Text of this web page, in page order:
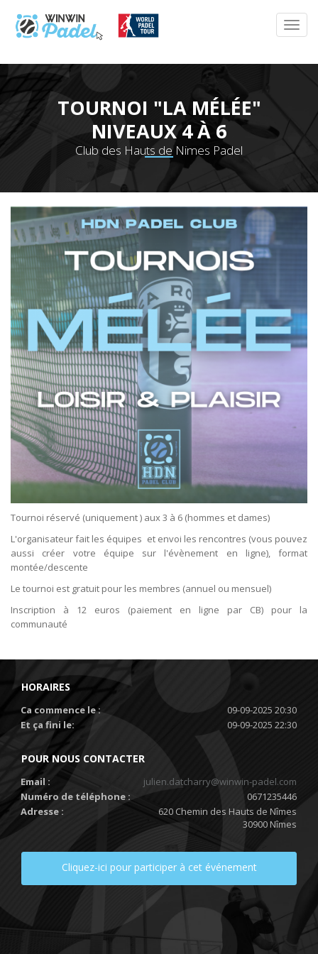
TOURNOI "LA MÉLÉE"
NIVEAUX 4 À 6
Club des Hauts de Nimes Padel
Tournoi réservé (uniquement ) aux 3 à 6 (hommes et dames)
L'organisateur fait les équipes et envoi les rencontres (vous pouvez
aussi créer votre équipe sur l'évènement en ligne), format
montée/descente
Le tournoi est gratuit pour les membres (annuel ou mensuel)
Inscription à 12 euros (paiement en ligne par CB) pour la
communauté
HORAIRES
Ca commence le :
09-09-2025 20:30
Et ça fini le:
09-09-2025 22:30
POUR NOUS CONTACTER
Email :
julien.datcharry@winwin-padel.com
Numéro de téléphone :
0671235446
Adresse :
620 Chemin des Hauts de Nîmes
30900 Nîmes
Cliquez-ici pour participer à cet événement